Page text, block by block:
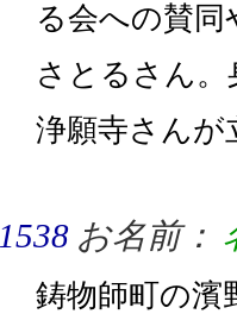
る会への賛
さとるさん
浄願寺さんが
1538 お名前：
鋳物師町の濱